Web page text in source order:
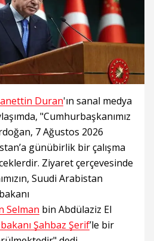
Duran'ın sanal medya
"Cumhurbaşkanımız
7 Ağustos 2026
günübirlik bir çalışma
Ziyaret çerçevesinde
Suudi Arabistan
Selman bin Abdülaziz El
Şahbaz Şerif’le bir